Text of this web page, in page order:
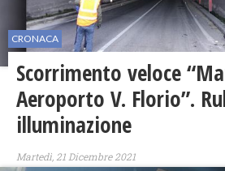
CRONACA
Scorrimento veloce
Aeroporto V. Florio”.
illuminazione
Martedì, 21 Dicembre 2021